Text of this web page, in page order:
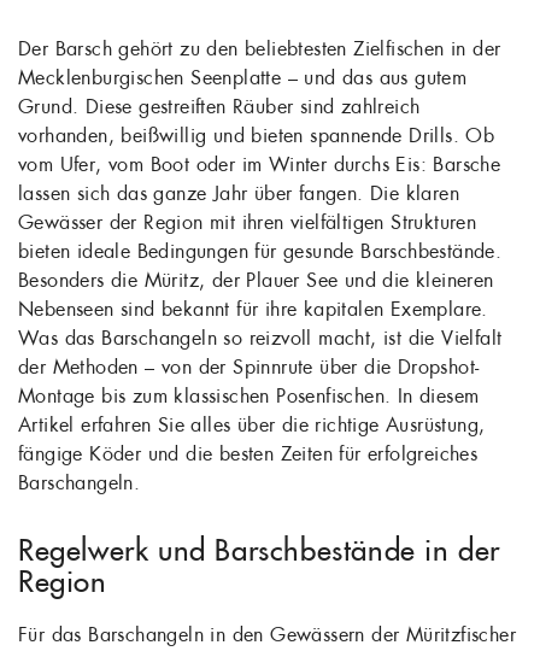
Der Barsch gehört zu den beliebtesten Zielfischen in der
Mecklenburgischen Seenplatte – und das aus gutem
Grund. Diese gestreiften Räuber sind zahlreich
vorhanden, beißwillig und bieten spannende Drills. Ob
vom Ufer, vom Boot oder im Winter durchs Eis: Barsche
lassen sich das ganze Jahr über fangen. Die klaren
Gewässer der Region mit ihren vielfältigen Strukturen
bieten ideale Bedingungen für gesunde Barschbestände.
Besonders die Müritz, der Plauer See und die kleineren
Nebenseen sind bekannt für ihre kapitalen Exemplare.
Was das Barschangeln so reizvoll macht, ist die Vielfalt
der Methoden – von der Spinnrute über die Dropshot-
Montage bis zum klassischen Posenfischen. In diesem
Artikel erfahren Sie alles über die richtige Ausrüstung,
fängige Köder und die besten Zeiten für erfolgreiches
Barschangeln.
Regelwerk und Barschbestände in der
Region
Für das Barschangeln in den Gewässern der Müritzfischer